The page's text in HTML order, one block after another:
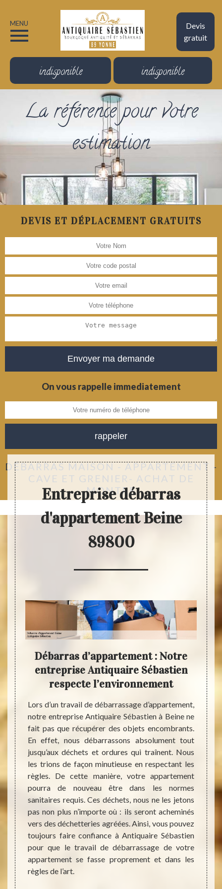
Devis
gratuit
MENU
indisponible indisponible
La référence pour votre
estimation
DEVIS ET DÉPLACEMENT GRATUITS
On vous rappelle immediatement
DÉBARRAS MAISON - APPARTEMENT -
CAVE ET GRENIER- ACHAT DE
MONTRE
Entreprise débarras
d'appartement Beine
89800
à
de
vos
est
la
de
des
de
fait
de
Débarras d’appartement : Notre
entreprise Antiquaire Sébastien
respecte l’environnement
Lors d’un travail de débarrassage d’appartement,
notre entreprise Antiquaire Sébastien à Beine ne
fait pas que récupérer des objets encombrants.
En effet, nous débarrassons absolument tout
jusqu’aux déchets et ordures qui traînent. Nous
les trions de façon minutieuse en respectant les
règles. De cette manière, votre appartement
pourra de nouveau être dans les normes
sanitaires requis. Ces déchets, nous ne les jetons
pas non plus n’importe où : ils seront acheminés
vers des déchetteries agréées. Ainsi, vous pouvez
toujours faire confiance à Antiquaire Sébastien
pour que le travail de débarrassage de votre
appartement se fasse proprement et dans les
règles de l’art.
ou
des
peut